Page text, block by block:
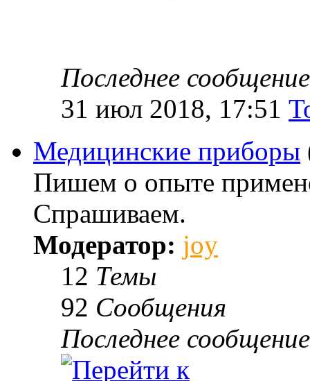
Последнее сообщение
31 июл 2018, 17:51
Медицинские приборы
Пишем о опыте
Спрашиваем.
Модератор: joy
12 Темы
92 Сообщения
Последнее сообщение